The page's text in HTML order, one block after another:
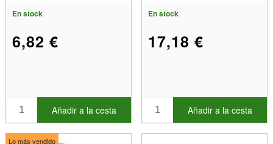
En stock
6,82 €
Añadir a la cesta
En stock
17,18 €
Añadir a la cesta
Lo más vendido